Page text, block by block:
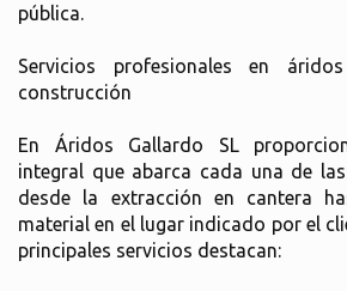
pública.
Servicios profesionales en
construcción
En Áridos Gallardo SL
integral que abarca cada una de
desde la extracción en cantera
material en el lugar indicado por el
principales servicios destacan: